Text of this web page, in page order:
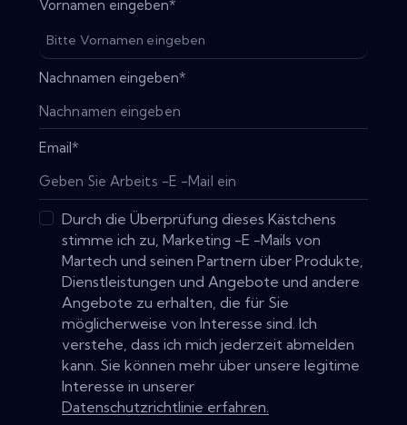
Vornamen eingeben*
Nachnamen eingeben*
Email*
Durch die Überprüfung dieses Kästchens
stimme ich zu, Marketing -E -Mails von
Martech und seinen Partnern über Produkte,
Dienstleistungen und Angebote und andere
Angebote zu erhalten, die für Sie
möglicherweise von Interesse sind. Ich
verstehe, dass ich mich jederzeit abmelden
kann. Sie können mehr über unsere legitime
Interesse in unserer
Datenschutzrichtlinie erfahren.